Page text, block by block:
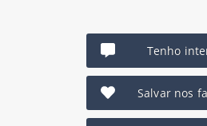
Tenho
Salvar nos